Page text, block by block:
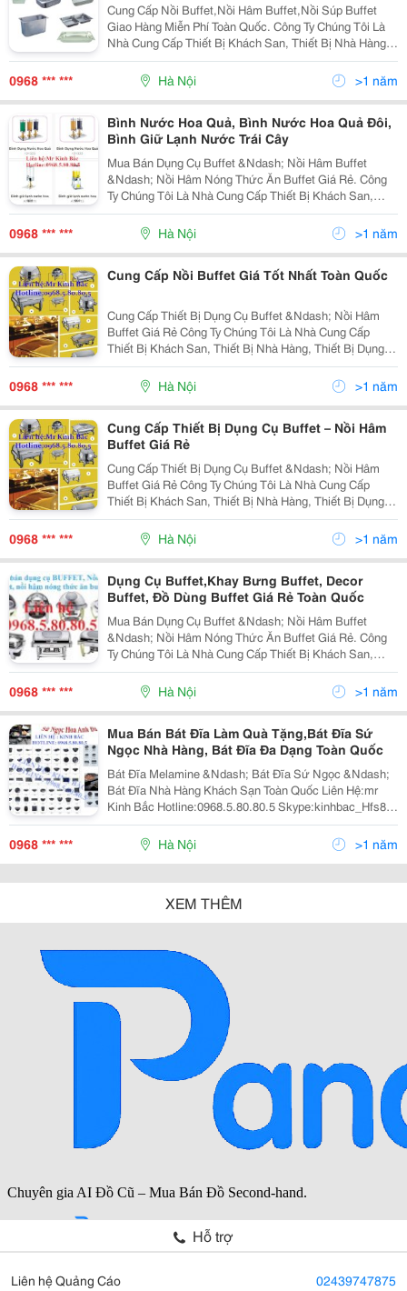
Cung Cấp Nồi Buffet,Nồi Hâm Buffet,Nồi Súp Buffet
Giao Hàng Miễn Phí Toàn Quốc. Công Ty Chúng Tôi Là
Nhà Cung Cấp Thiết Bị Khách San, Thiết Bị Nhà Hàng,
Thiết Bị Dụng Cụ Bếp, Dụng Cụ Buffet,Đồ Dùng Buffet ,
Thiết Bị Tiền Sảnh, Thiết Bị Buồn Phòng,
0968 *** *** Hà Nội >1 năm
Bình Nước Hoa Quả, Bình Nước Hoa Quả Đôi,
Bình Giữ Lạnh Nước Trái Cây
Mua Bán Dụng Cụ Buffet &Ndash; Nồi Hâm Buffet
&Ndash; Nồi Hâm Nóng Thức Ăn Buffet Giá Rẻ. Công
Ty Chúng Tôi Là Nhà Cung Cấp Thiết Bị Khách San,
Thiết Bị Nhà Hàng, Thiết Bị Dụng Cụ Bếp Thiết Bị Dụng
Cụ Buffet , Thiết Bị Tiền Sảnh, Thiết Bị Buồn
0968 *** *** Hà Nội >1 năm
Cung Cấp Nồi Buffet Giá Tốt Nhất Toàn Quốc
Cung Cấp Thiết Bị Dụng Cụ Buffet &Ndash; Nồi Hâm
Buffet Giá Rẻ Công Ty Chúng Tôi Là Nhà Cung Cấp
Thiết Bị Khách San, Thiết Bị Nhà Hàng, Thiết Bị Dụng
Cụ Bếp Thiết Bị Dụng Cụ Buffet , Thiết Bị Tiền Sảnh,
Thiết Bị Buồn Phòng, Dụng Cụ Bar... Quý K
0968 *** *** Hà Nội >1 năm
Cung Cấp Thiết Bị Dụng Cụ Buffet – Nồi Hâm
Buffet Giá Rẻ
Cung Cấp Thiết Bị Dụng Cụ Buffet &Ndash; Nồi Hâm
Buffet Giá Rẻ Công Ty Chúng Tôi Là Nhà Cung Cấp
Thiết Bị Khách San, Thiết Bị Nhà Hàng, Thiết Bị Dụng
Cụ Bếp Thiết Bị Dụng Cụ Buffet , Thiết Bị Tiền Sảnh,
Thiết Bị Buồn Phòng, Dụng Cụ Bar... Quý K
0968 *** *** Hà Nội >1 năm
Dụng Cụ Buffet,Khay Bưng Buffet, Decor
Buffet, Đồ Dùng Buffet Giá Rẻ Toàn Quốc
Mua Bán Dụng Cụ Buffet &Ndash; Nồi Hâm Buffet
&Ndash; Nồi Hâm Nóng Thức Ăn Buffet Giá Rẻ. Công
Ty Chúng Tôi Là Nhà Cung Cấp Thiết Bị Khách San,
Thiết Bị Nhà Hàng, Thiết Bị Dụng Cụ Bếp Thiết Bị Dụng
Cụ Buffet , Thiết Bị Tiền Sảnh, Thiết Bị Buồn
0968 *** *** Hà Nội >1 năm
Mua Bán Bát Đĩa Làm Quà Tặng,Bát Đĩa Sứ
Ngọc Nhà Hàng, Bát Đĩa Đa Dạng Toàn Quốc
Bát Đĩa Melamine &Ndash; Bát Đĩa Sứ Ngọc &Ndash;
Bát Đĩa Nhà Hàng Khách Sạn Toàn Quốc Liên Hệ:mr
Kinh Bắc Hotline:0968.5.80.80.5 Skype:kinhbac_Hfs88
Gmail:kinhbac100188@Gmail.com Công Ty Cp Giải
Pháp Dịch Vụ Khách Sạn Hfs
0968 *** *** Hà Nội >1 năm
XEM THÊM
Hỗ trợ
Liên hệ Quảng Cáo 02439747875